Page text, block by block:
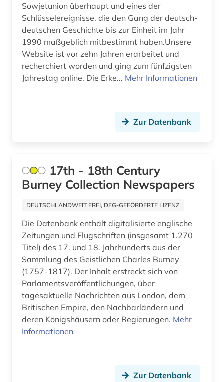
arkadien (1)
arktis (5)
armeezeitungen (1)
armenfürsorge (4)
arzneimittel (1)
arzt (1)
aschach (1)
aschaffenburg (1)
asean (1)
asiatische studien (1)
asien (11)
Sowjetunion überhaupt und eines der
Schlüsselereignisse, die den Gang der deutsch-
deutschen Geschichte bis zur Einheit im Jahr
1990 maßgeblich mitbestimmt haben.Unsere
Website ist vor zehn Jahren erarbeitet und
recherchiert worden und ging zum fünfzigsten
Jahrestag online. Die Erke... Mehr Informationen
Zur Datenbank
17th - 18th Century
Burney Collection Newspapers
DEUTSCHLANDWEIT FREI, DFG-GEFÖRDERTE LIZENZ
Die Datenbank enthält digitalisierte englische
Zeitungen und Flugschriften (insgesamt 1.270
Titel) des 17. und 18. Jahrhunderts aus der
Sammlung des Geistlichen Charles Burney
(1757-1817). Der Inhalt erstreckt sich von
Parlamentsveröffentlichungen, über
tagesaktuelle Nachrichten aus London, dem
Britischen Empire, den Nachbarländern und
deren Königshäusern oder Regierungen. Mehr
Informationen
Zur Datenbank